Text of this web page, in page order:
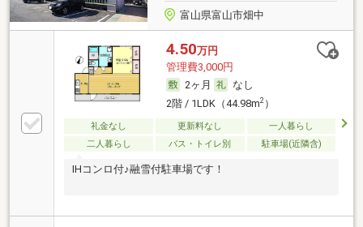
富山県富山市畑中
4.50万円
管理費3,000円
2ヶ月
なし
2階 / 1LDK（44.98m2）
礼金なし 更新料なし
一人暮らし
二人暮らし
バス・トイレ別 駐車場(近隣含)
IHコンロ付♪融雪付駐車場です！